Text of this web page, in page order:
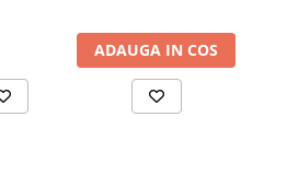
ADAUGA IN COS